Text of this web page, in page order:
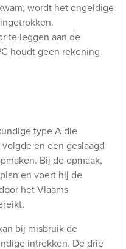
wordt het ongeldige
te leggen aan de
houdt geen rekening
type A die
en een geslaagd
Bij de opmaak,
en voert hij de
het Vlaams
bij misbruik de
intrekken. De drie